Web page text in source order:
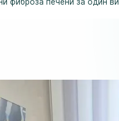
фиброза печени за один